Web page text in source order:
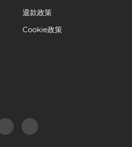
退款政策
Cookie政策